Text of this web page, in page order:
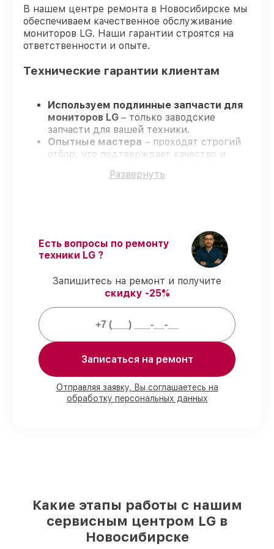
В нашем центре ремонта в Новосибирске мы
обеспечиваем качественное обслуживание
мониторов LG. Наши гарантии строятся на
ответственности и опыте.
Технические гарантии клиентам
Используем подлинные запчасти для
мониторов LG – только заводские
запчасти для вашей техники.
Опытные мастера – проходят строгий
отбор, что подтверждает качество и
Соблюдаем сроки– ремонт мониторов
до 3-х лет.
Мы гарантируем:
80%ремонтов по ремонту выполняются
с возможностью присутствия владельца
запчастей LG имеются в наличии в
Новосибирске, остальные приходят
оперативно
Фирменные детали LG и надёжные
реплики– только вы выбираете, какие
детали использовать, а мы делаем
Развернуть
Есть вопросы по ремонту
техники LG ?
Запишитесь на ремонт и получите
скидку -25%
Записаться на ремонт
Отправляя заявку, Вы соглашаетесь на
обработку персональных данных
Какие этапы работы с нашим
сервисным центром LG в
Новосибирске